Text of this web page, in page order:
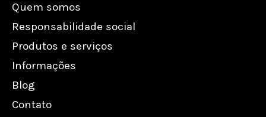
Quem somos
Responsabilidade social
Produtos e serviços
Informações
Blog
Contato